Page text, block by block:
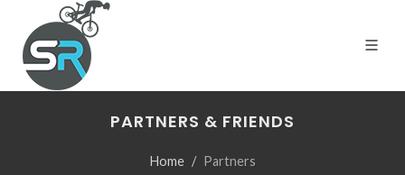
PARTNERS & FRIENDS
Home Partners